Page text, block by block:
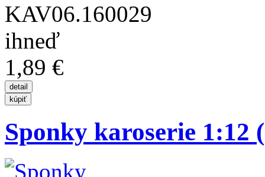
KAV06.160029
ihneď
1,89 €
Sponky karoserie 1:12